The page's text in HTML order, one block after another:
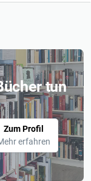
tun
Zum Profil
erfahren